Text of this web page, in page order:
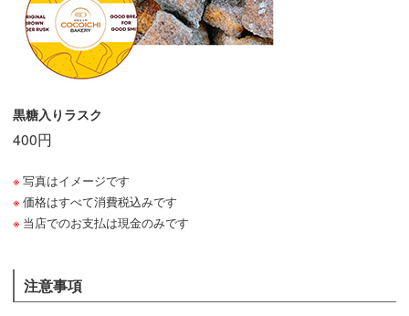
黒糖入りラスク
400円
写真はイメージです
価格はすべて消費税込みです
当店でのお支払は現金のみです
注意事項